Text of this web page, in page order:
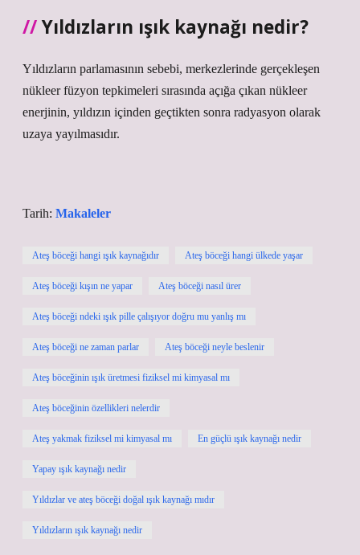
Yıldızların ışık kaynağı nedir?
Yıldızların parlamasının sebebi, merkezlerinde gerçekleşen
nükleer füzyon tepkimeleri sırasında açığa çıkan nükleer
enerjinin, yıldızın içinden geçtikten sonra radyasyon olarak
uzaya yayılmasıdır.
Tarih: Makaleler
Ateş böceği hangi ışık kaynağıdır Ateş böceği hangi ülkede yaşar
Ateş böceği kışın ne yapar Ateş böceği nasıl ürer
Ateş böceği ndeki ışık pille çalışıyor doğru mu yanlış mı
Ateş böceği ne zaman parlar Ateş böceği neyle beslenir
Ateş böceğinin ışık üretmesi fiziksel mi kimyasal mı
Ateş böceğinin özellikleri nelerdir
Ateş yakmak fiziksel mi kimyasal mı En güçlü ışık kaynağı nedir
Yapay ışık kaynağı nedir
Yıldızlar ve ateş böceği doğal ışık kaynağı mıdır
Yıldızların ışık kaynağı nedir